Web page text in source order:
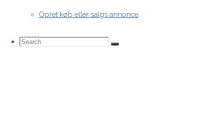
Opret køb eller salgs annonce
Search
Search
Search